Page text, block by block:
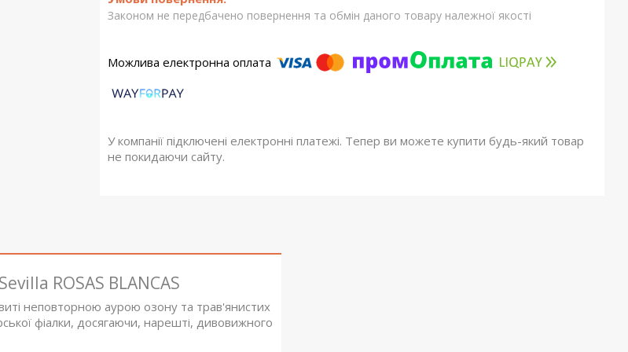
Законом не передбачено повернення та обмін даного товару належної якості
У компанії підключені електронні платежі. Тепер ви можете купити будь-який товар
не покидаючи сайту.
ROSAS BLANCAS
неповторною аурою озону та трав'янистих
фіалки, досягаючи, нарешті, дивовижного